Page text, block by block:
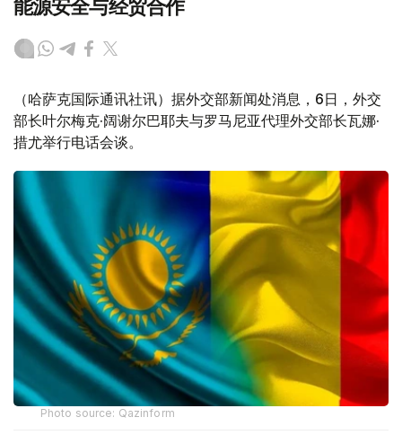
能源安全与经贸合作
（哈萨克国际通讯社讯）据外交部新闻处消息，6日，外交
部长叶尔梅克·阔谢尔巴耶夫与罗马尼亚代理外交部长瓦娜·
措尤举行电话会谈。
Photo source: Qazinform